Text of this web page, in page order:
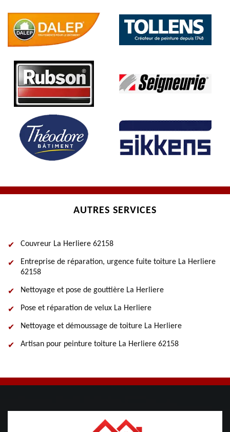
AUTRES SERVICES
Couvreur La Herliere 62158
Entreprise de réparation, urgence fuite toiture La Herliere
62158
Nettoyage et pose de gouttière La Herliere
Pose et réparation de velux La Herliere
Nettoyage et démoussage de toiture La Herliere
Artisan pour peinture toiture La Herliere 62158